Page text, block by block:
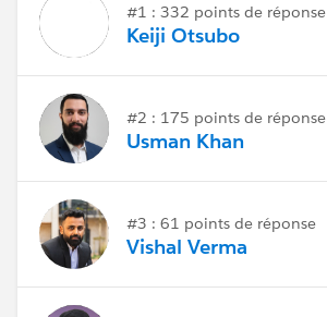
#1 : 332 points de réponse
Keiji Otsubo
#2 : 175 points de réponse
Usman Khan
#3 : 61 points de réponse
Vishal Verma